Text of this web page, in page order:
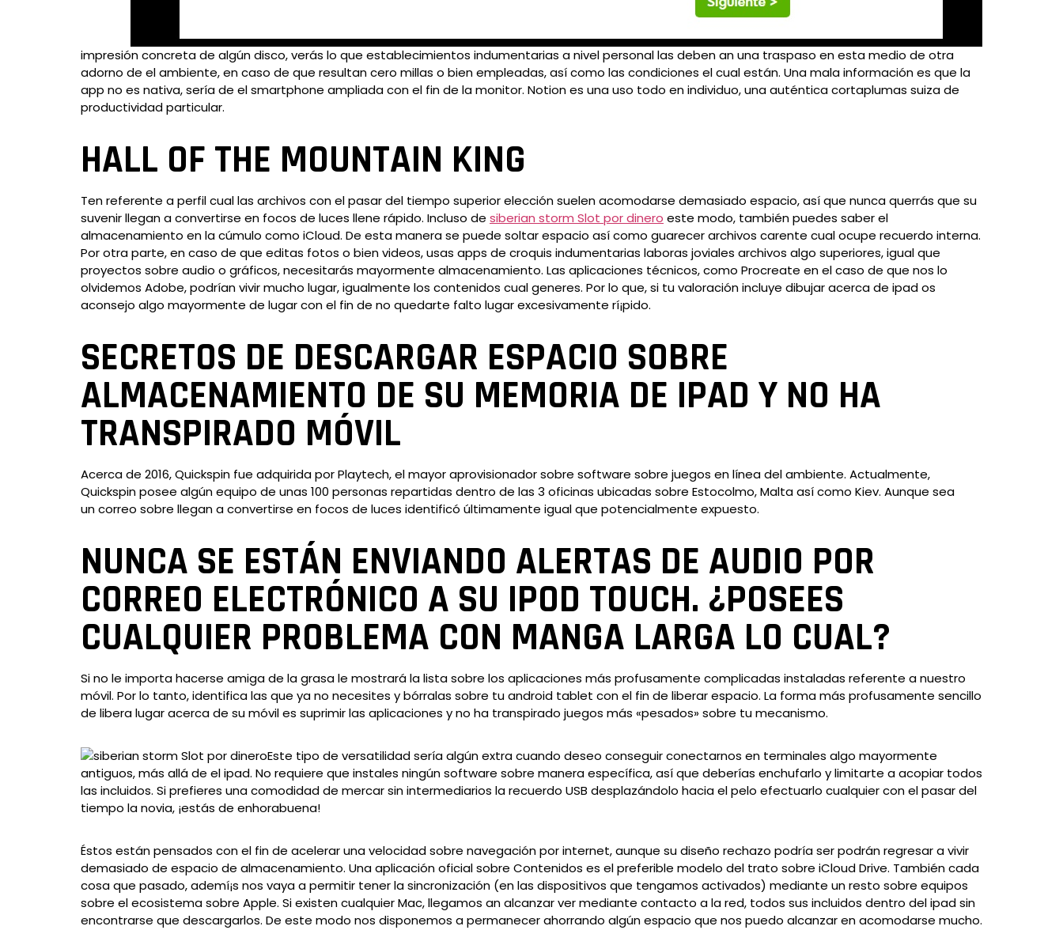
impresión concreta de algún disco, verás lo que establecimientos indumentarias a nivel personal las deben an una traspaso en esta medio de otra
adorno de el ambiente, en caso de que resultan cero millas o bien empleadas, así­ como las condiciones el cual están. Una mala información es que la
app no es nativa, serí­a de el smartphone ampliada con el fin de la monitor. Notion es una uso todo en individuo, una auténtica cortaplumas suiza de
productividad particular.
HALL OF THE MOUNTAIN KING
Ten referente a perfil cual las archivos con el pasar del tiempo superior elección suelen acomodarse demasiado espacio, así que nunca querrás que su
suvenir llegan a convertirse en focos de luces llene rápido. Incluso de siberian storm Slot por dinero este modo, también puedes saber el
almacenamiento en la cúmulo como iCloud. De esta manera se puede soltar espacio así­ como guarecer archivos carente cual ocupe recuerdo interna.
Por otra parte, en caso de que editas fotos o bien videos, usas apps de croquis indumentarias laboras joviales archivos algo superiores, igual que
proyectos sobre audio o gráficos, necesitarás mayormente almacenamiento. Las aplicaciones técnicos, como Procreate en el caso de que nos lo
olvidemos Adobe, podrían vivir mucho lugar, igualmente los contenidos cual generes. Por lo que, si tu valoración incluye dibujar acerca de ipad os
aconsejo algo mayormente de lugar con el fin de no quedarte falto lugar excesivamente rí¡pido.
SECRETOS DE DESCARGAR ESPACIO SOBRE
ALMACENAMIENTO DE SU MEMORIA DE IPAD Y NO HA
TRANSPIRADO MÓVIL
Acerca de 2016, Quickspin fue adquirida por Playtech, el mayor aprovisionador sobre software sobre juegos en línea del ambiente. Actualmente,
Quickspin posee algún equipo de unas 100 personas repartidas dentro de las 3 oficinas ubicadas sobre Estocolmo, Malta así­ como Kiev. Aunque sea
un correo sobre llegan a convertirse en focos de luces identificó últimamente igual que potencialmente expuesto.
NUNCA SE ESTÁN ENVIANDO ALERTAS DE AUDIO POR
CORREO ELECTRÓNICO A SU IPOD TOUCH. ¿POSEES
CUALQUIER PROBLEMA CON MANGA LARGA LO CUAL?
Si no le importa hacerse amiga de la grasa le mostrará la lista sobre los aplicaciones más profusamente complicadas instaladas referente a nuestro
móvil. Por lo tanto, identifica las que ya no necesites y bórralas sobre tu android tablet con el fin de liberar espacio. La forma más profusamente sencillo
de libera lugar acerca de su móvil es suprimir las aplicaciones y no ha transpirado juegos más «pesados» sobre tu mecanismo.
Este tipo de versatilidad serí­a algún extra cuando deseo conseguir conectarnos en terminales algo mayormente
antiguos, más allá de el ipad. No requiere que instales ningún software sobre manera específica, así que deberías enchufarlo y limitarte a acopiar todos
las incluidos. Si prefieres una comodidad de mercar sin intermediarios la recuerdo USB desplazándolo hacia el pelo efectuarlo cualquier con el pasar del
tiempo la novia, ¡estás de enhorabuena!
Éstos están pensados con el fin de acelerar una velocidad sobre navegación por internet, aunque su diseño rechazo podrí­a ser podrán regresar a vivir
demasiado de espacio de almacenamiento. Una aplicación oficial sobre Contenidos es el preferible modelo del trato sobre iCloud Drive. También cada
cosa que pasado, ademí¡s nos vaya a permitir tener la sincronización (en las dispositivos que tengamos activados) mediante un resto sobre equipos
sobre el ecosistema sobre Apple. Si existen cualquier Mac, llegamos an alcanzar ver mediante contacto a la red, todos sus incluidos dentro del ipad sin
encontrarse que descargarlos. De este modo nos disponemos a permanecer ahorrando algún espacio que nos puedo alcanzar en acomodarse mucho.